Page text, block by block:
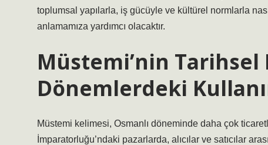
toplumsal yapılarla, iş gücüyle ve kültürel normlarla
anlamamıza yardımcı olacaktır.
Müstemi’nin Tarihsel
Dönemlerdeki
Müstemi kelimesi, Osmanlı döneminde daha çok
İmparatorluğu’ndaki pazarlarda, alıcılar ve satıcılar